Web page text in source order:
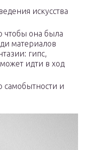
искусства
чтобы она была
материалов
гипс,
идти в ход
самобытности и